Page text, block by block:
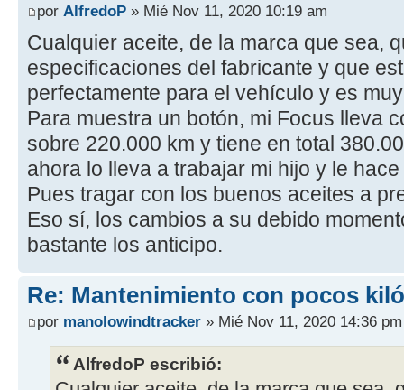
por AlfredoP » Mié Nov 11, 2020 10:19 am
Cualquier aceite, de la marca que sea,
especificaciones del fabricante y que
perfectamente para el vehículo y es
Para muestra un botón, mi Focus lleva
sobre 220.000 km y tiene en total
ahora lo lleva a trabajar mi hijo y le
Pues tragar con los buenos aceites a
Eso sí, los cambios a su debido
bastante los anticipo.
Re: Mantenimiento con pocos
por manolowindtracker » Mié Nov 11, 2020 14:36 pm
AlfredoP escribió: